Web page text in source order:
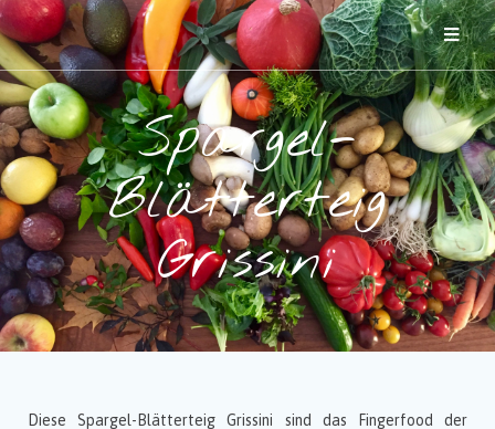
Spargel-
Blätterteig
Grissini
Diese Spargel-Blätterteig Grissini sind das Fingerfood der